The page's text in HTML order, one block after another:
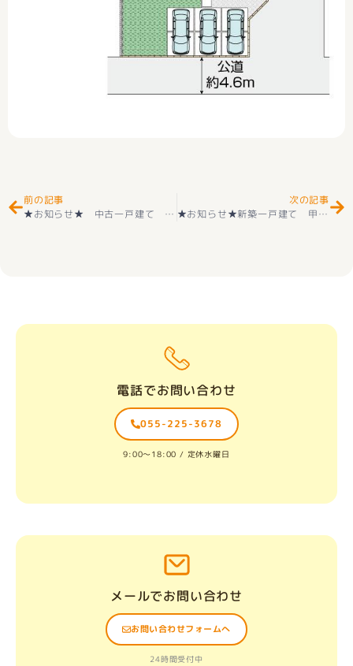
前の記事
★お知らせ★ 中古一戸建て リフォーム済み＋ハウスクリーニング済み戸建 池田小学区＋甲府西中学区 甲府市下飯田2丁目 中古戸建 落ちついた和風邸宅
次の記事
★お知らせ★新築一戸建て 甲府市富竹３丁目 第３ 2階建 ４ＬＤＫ 全２棟 2階建 耐震等級3取得 ＋住宅性能評価付 ガスコンロ＋ガス給湯器 好評販売中(^^♪
電話でお問い合わせ
055-225-3678
9:00〜18:00 / 定休水曜日
メールでお問い合わせ
お問い合わせフォームへ
24時間受付中